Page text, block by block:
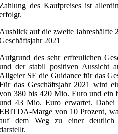
Zahlung des Kaufpreises ist
erfolgt.
Ausblick auf die zweite Jahreshälfte
Geschäftsjahr 2021
Aufgrund des sehr erfreulichen
und der stabil positiven Aussicht
Allgeier SE die Guidance für das
Für das Geschäftsjahr 2021 wird
von 380 bis 420 Mio. Euro und ein
und 43 Mio. Euro erwartet. Dabei
EBITDA-Marge von 10 Prozent,
auf dem Weg zu einer deutlich
darstellt.